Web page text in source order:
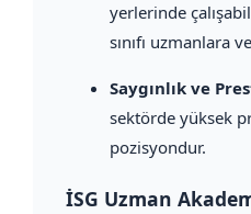
yerlerinde
sınıfı uzmanlara
Saygınlık ve
sektörde yüksek
pozisyondur.
İSG Uzman